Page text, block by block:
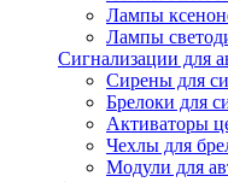
Лампы
Лампы
Сигнализации для
Сирены для
Брелоки для
Активаторы
Чехлы для
Модули для